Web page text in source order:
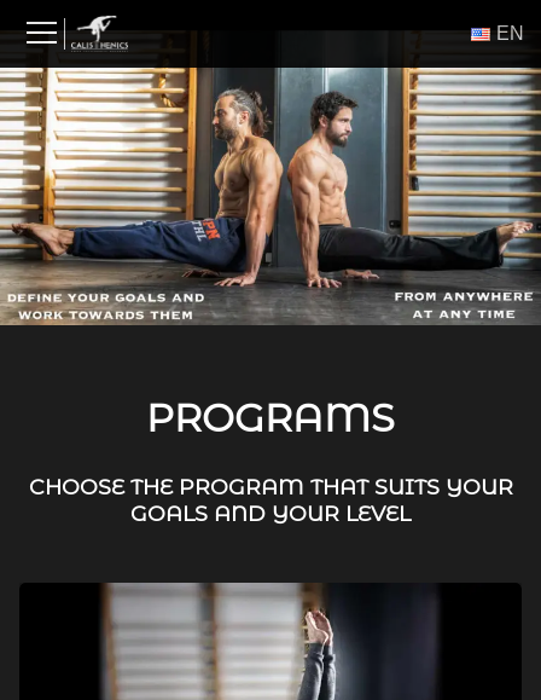
content
ΕΝ
PROGRAMS
CHOOSE THE PROGRAM THAT SUITS YOUR
GOALS AND YOUR LEVEL